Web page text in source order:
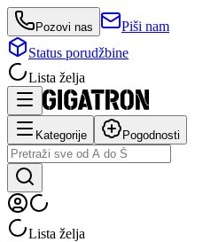
Pozovi nas
Piši nam
Status porudžbine
Lista želja
Kategorije Pogodnosti
Lista želja